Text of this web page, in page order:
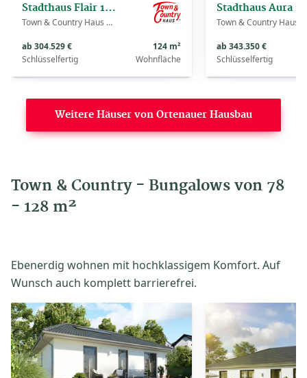
Stadthaus Flair 124 ZD
Town & Country Haus Deutschland
ab 304.529 €
Schlüsselfertig
124 m²
Wohnfläche
Stadthaus Aura
ab 343.350 €
Schlüsselfertig
Weitere Häuser von Ortenauer Hausbau
Town & Country - Bungalows von 78
- 128 m²
Ebenerdig wohnen mit hochklassigem Komfort. Auf
Wunsch auch komplett barrierefrei.